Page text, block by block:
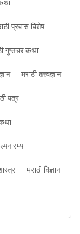
प्रवास विशेष
गुप्तचर कथा
मराठी तत्त्वज्ञान
पत्र
मराठी विज्ञान